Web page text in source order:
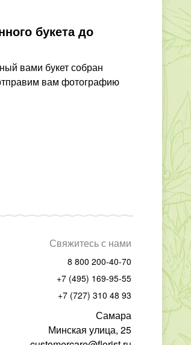
букета до
вами букет собран
Свяжитесь с нами
8 800 200-40-70
+7 (495) 169-95-55
+7 (727) 310 48 93
Самара
Минская улица, 25